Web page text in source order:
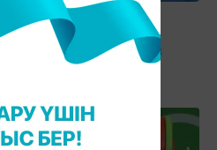
Олимпиаданың қола